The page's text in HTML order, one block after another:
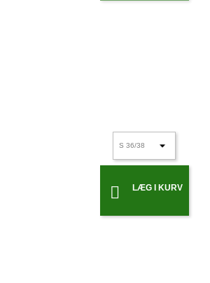
 LÆG I KURV